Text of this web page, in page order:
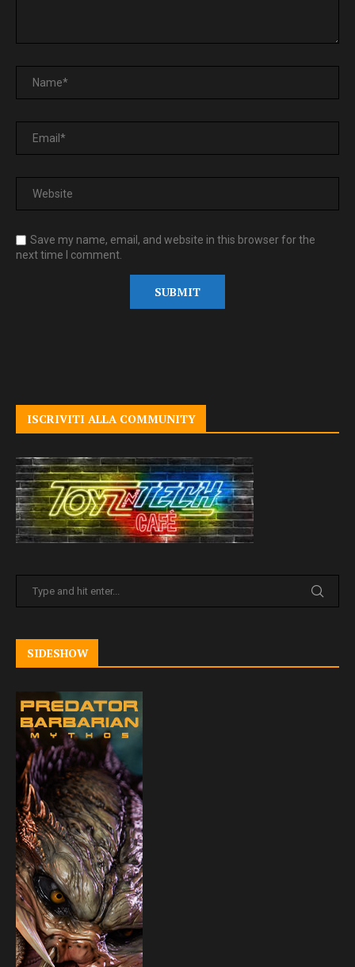
Save my name, email, and website in this browser for the
next time I comment.
ISCRIVITI ALLA COMMUNITY
SIDESHOW